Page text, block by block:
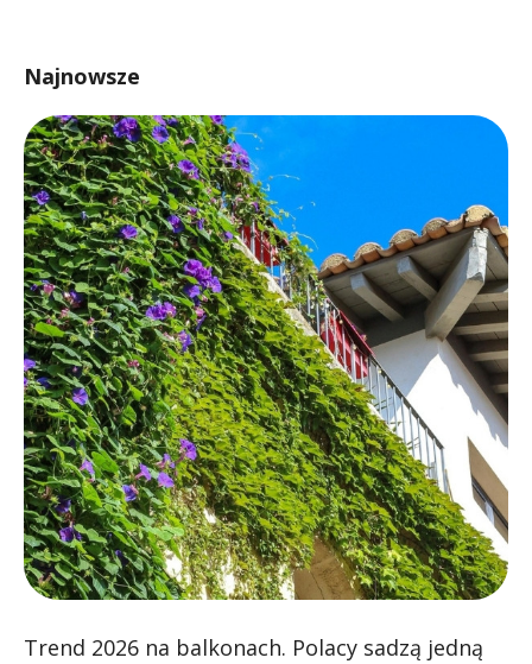
Najnowsze
Trend 2026 na balkonach. Polacy sadzą jedną